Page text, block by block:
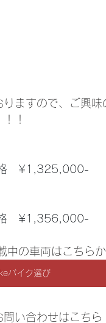
ますので、ご興
！
　¥1,325,000-
　¥1,356,000-
中の車両はこちら
バイク選び
い合わせはこちら